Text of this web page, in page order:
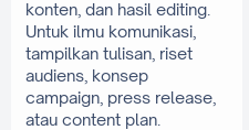
konten, dan hasil editing.
Untuk ilmu komunikasi,
tampilkan tulisan, riset
audiens, konsep
campaign, press release,
atau content plan.